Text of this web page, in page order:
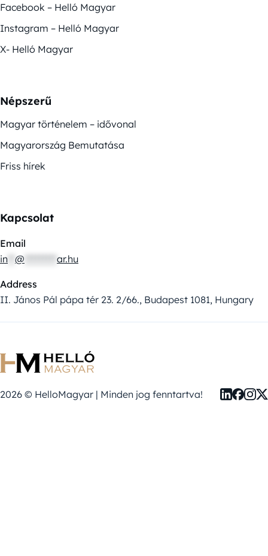
Facebook – Helló Magyar
Instagram – Helló Magyar
X- Helló Magyar
Népszerű
Magyar történelem – idővonal
Magyarország Bemutatása
Friss hírek
Kapcsolat
Email
in @ ar.hu
Address
II. János Pál pápa tér 23. 2/66., Budapest 1081, Hungary
2026 © HelloMagyar | Minden jog fenntartva!